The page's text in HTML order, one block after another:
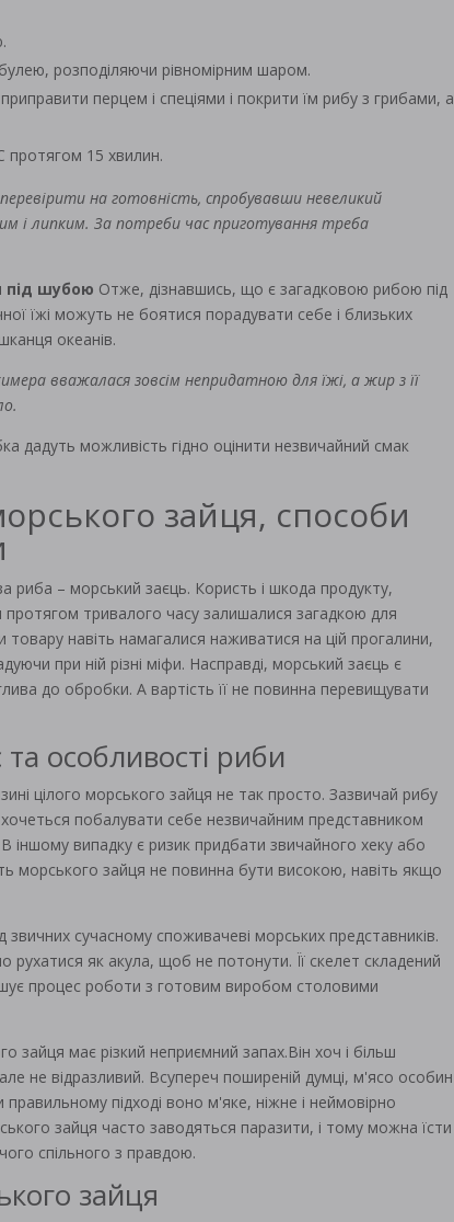
розподіляючи рівномірним шаром.
перцем і спеціями і покрити їм рибу з грибами, а
протягом 15 хвилин.
на готовність, спробувавши невеликий
і липким. За потреби час приготування треба
під шубою Отже, дізнавшись, що є загадковою рибою під
їжі можуть не боятися порадувати себе і близьких
океанів.
вважалася зовсім непридатною для їжі, а жир з її
дадуть можливість гідно оцінити незвичайний смак
зайця, способи
риба – морський заєць. Користь і шкода продукту,
тривалого часу залишалися загадкою для
товару навіть намагалися наживатися на цій прогалини,
при ній різні міфи. Насправді, морський заєць є
до обробки. А вартість її не повинна перевищувати
особливості риби
цілого морського зайця не так просто. Зазвичай рибу
побалувати себе незвичайним представником
іншому випадку є ризик придбати звичайного хеку або
морського зайця не повинна бути високою, навіть якщо
звичних сучасному споживачеві морських представників.
рухатися як акула, щоб не потонути. Її скелет складений
процес роботи з готовим виробом столовими
має різкий неприємний запах.Він хоч і більш
не відразливий. Всупереч поширеній думці, м'ясо особин
правильному підході воно м'яке, ніжне і неймовірно
зайця часто заводяться паразити, і тому можна їсти
спільного з правдою.
зайця